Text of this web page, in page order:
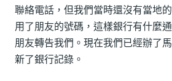
聯絡電話，但我們當時還沒有當地
用了朋友的號碼，這樣銀行有什麼
朋友轉告我們。現在我們已經辦了
新了銀行記錄。